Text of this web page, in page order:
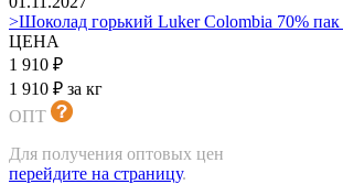
>Шоколад горький Luker Colombia 70% пак
ЦЕНА
1 910 ₽
1 910 ₽ за кг
ОПТ
Для получения оптовых цен
перейдите на страницу.